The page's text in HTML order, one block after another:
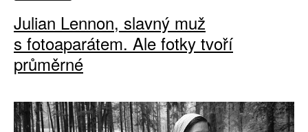
Julian Lennon, slavný muž
s fotoaparátem. Ale fotky tvoří
průměrné